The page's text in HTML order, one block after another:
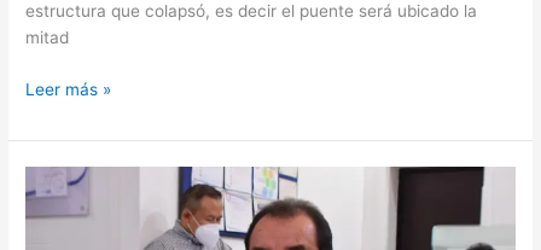
estructura que colapsó, es decir el puente será ubicado la
mitad
Leer más »